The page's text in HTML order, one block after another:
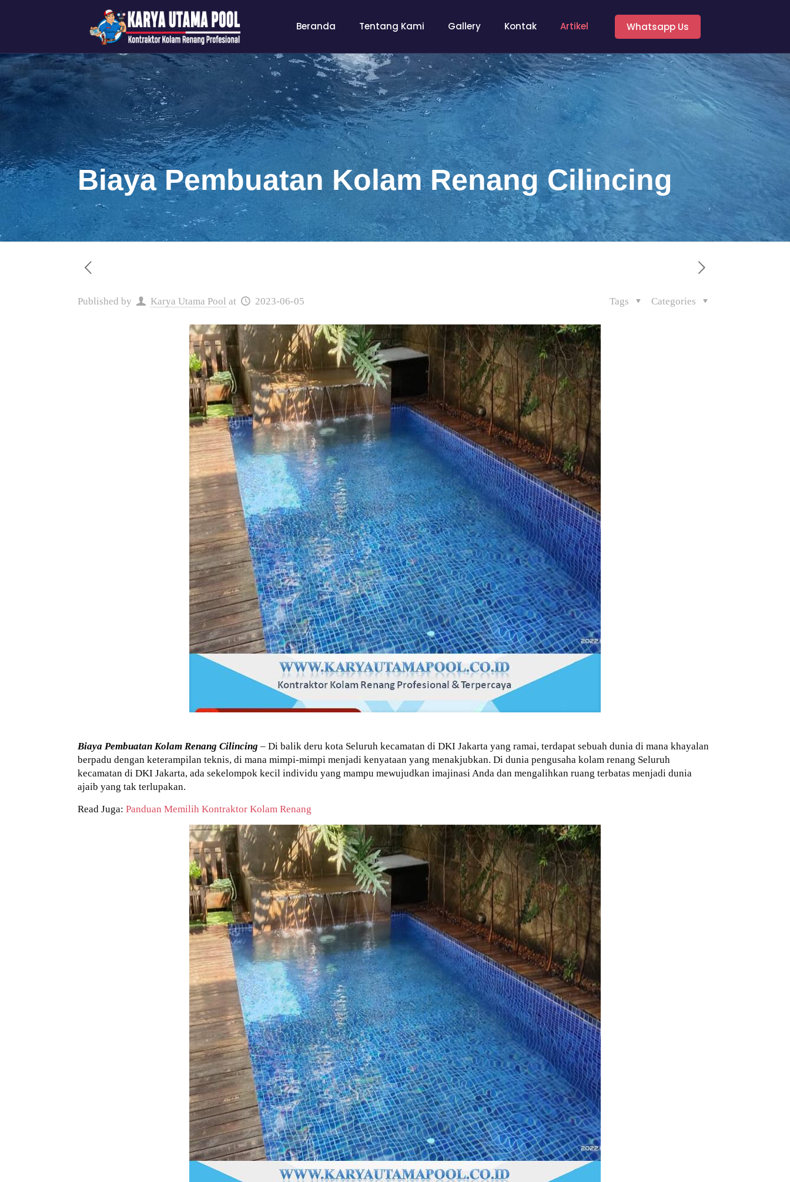
Beranda Tentang Kami Gallery Kontak Artikel Whatsapp Us
Biaya Pembuatan Kolam Renang Cilincing
Published by Karya Utama Pool at 2023-06-05 Categories
Tags
Biaya Pembuatan Kolam Renang Cilincing – Di balik deru kota Seluruh kecamatan di DKI Jakarta yang ramai, terdapat sebuah dunia di mana khayalan
berpadu dengan keterampilan teknis, di mana mimpi-mimpi menjadi kenyataan yang menakjubkan. Di dunia pengusaha kolam renang Seluruh
kecamatan di DKI Jakarta, ada sekelompok kecil individu yang mampu mewujudkan imajinasi Anda dan mengalihkan ruang terbatas menjadi dunia
ajaib yang tak terlupakan.
Read Juga:Panduan Memilih Kontraktor Kolam Renang